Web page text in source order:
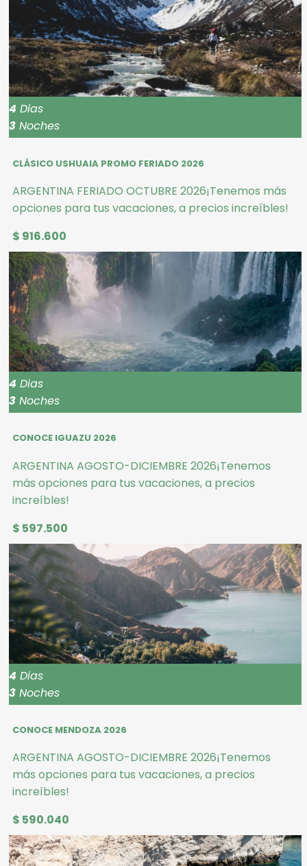
Dias
Noches
CLÁSICO USHUAIA PROMO FERIADO 2026
ARGENTINA FERIADO OCTUBRE 2026¡Tenemos más
opciones para tus vacaciones, a precios increíbles!
$ 916.600
Dias
Noches
CONOCE IGUAZU 2026
ARGENTINA AGOSTO-DICIEMBRE 2026¡Tenemos
más opciones para tus vacaciones, a precios
increíbles!
$ 597.500
Dias
Noches
CONOCE MENDOZA 2026
ARGENTINA AGOSTO-DICIEMBRE 2026¡Tenemos
más opciones para tus vacaciones, a precios
increíbles!
$ 590.040